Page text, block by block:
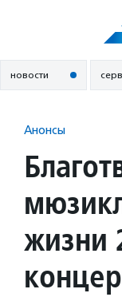
новости
Анонсы
жизни